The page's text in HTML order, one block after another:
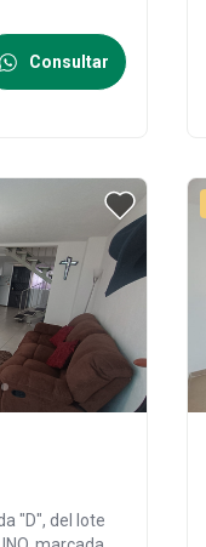
Consultar
"D", del lote